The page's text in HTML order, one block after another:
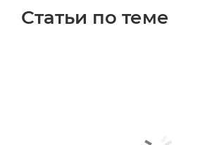
Статьи по теме